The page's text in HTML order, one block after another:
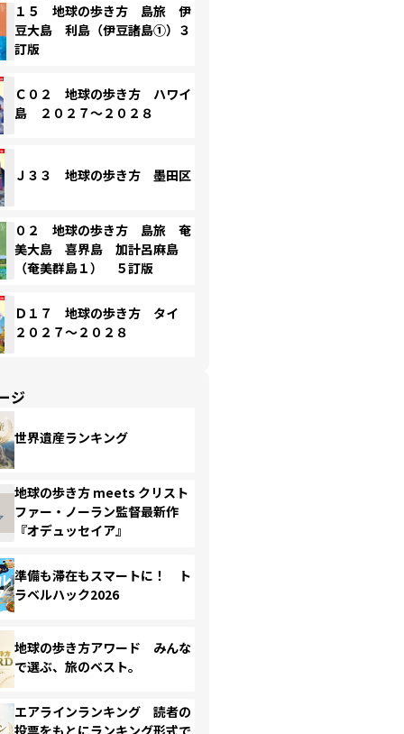
１５ 地球の歩き方 島旅 伊
豆大島 利島（伊豆諸島①）３
訂版
Ｃ０２ 地球の歩き方 ハワイ
島 ２０２７～２０２８
Ｊ３３ 地球の歩き方 墨田区
０２ 地球の歩き方 島旅 奄
美大島 喜界島 加計呂麻島
（奄美群島１） ５訂版
Ｄ１７ 地球の歩き方 タイ
２０２７～２０２８
ジ
世界遺産ランキング
地球の歩き方 meets クリスト
ファー・ノーラン監督最新作
『オデュッセイア』
準備も滞在もスマートに！ ト
ラベルハック2026
地球の歩き方アワード みんな
で選ぶ、旅のベスト。
エアラインランキング 読者の
投票をもとにランキング形式で